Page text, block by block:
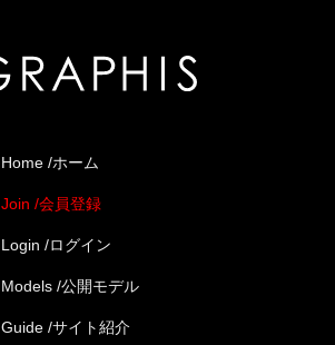
Home /ホーム
Join /会員登録
Login /ログイン
Models /公開モデル
Guide /サイト紹介